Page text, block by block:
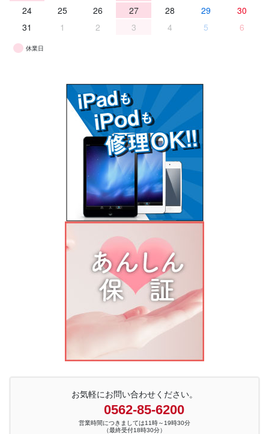
24
25 26 27 28 29
30
31
1 2 3 4 5 6
休業日
お気軽にお問い合わせください。
0562-85-6200
営業時間につきましては11時～19時30分
（最終受付18時30分）